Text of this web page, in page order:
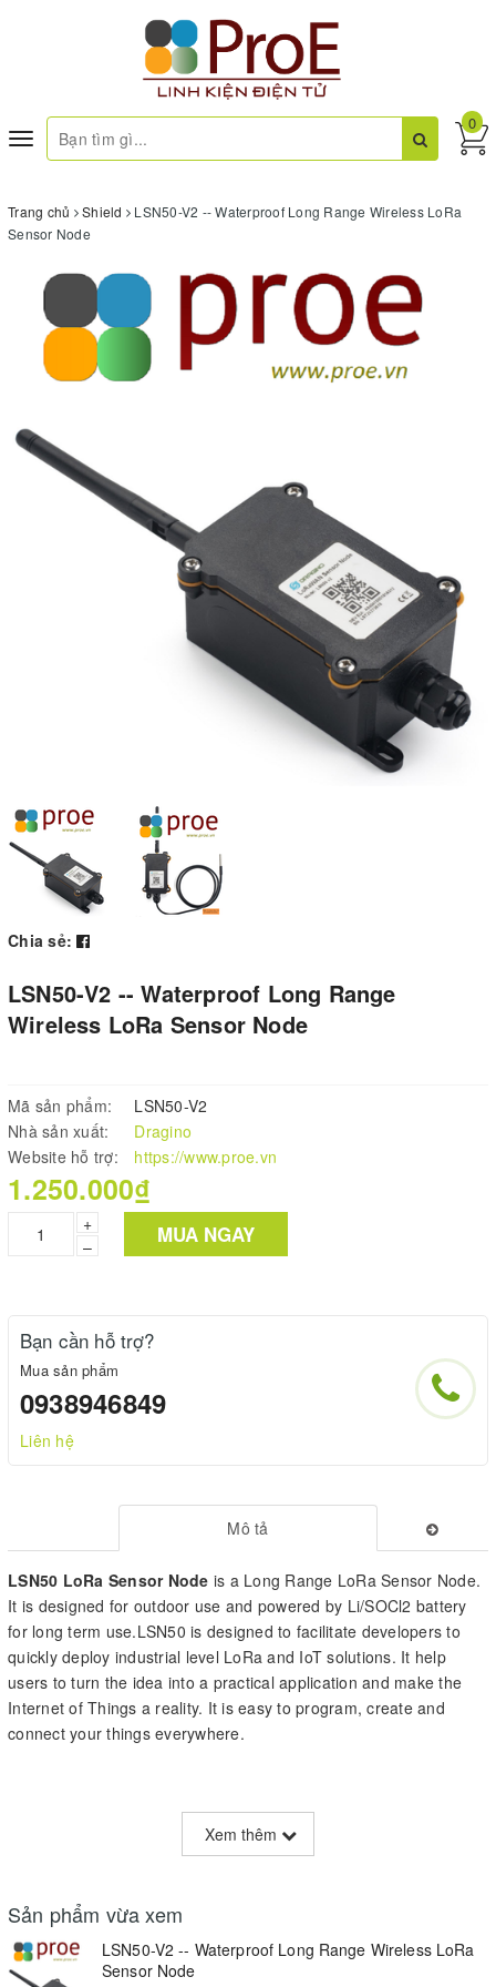
Toggle
navigation
0
Trang chủ Shield
LSN50-V2 -- Waterproof Long Range Wireless LoRa
Sensor Node
Chia sẻ:
LSN50-V2 -- Waterproof Long Range
Wireless LoRa Sensor Node
Mã sản phẩm:
LSN50-V2
Nhà sản xuất:
Dragino
Website hỗ trợ:
https://www.proe.vn
1.250.000₫
+
–
MUA NGAY
Bạn cần hỗ trợ?
Mua sản phẩm
0938946849
Liên hệ
Mô tả
LSN50 LoRa Sensor Node is a Long Range LoRa Sensor Node.
It is designed for outdoor use and powered by Li/SOCl2 battery
for long term use.LSN50 is designed to facilitate developers to
quickly deploy industrial level LoRa and IoT solutions. It help
users to turn the idea into a practical application and make the
Internet of Things a reality. It is easy to program, create and
connect your things everywhere.
user to send data and reach extremely long ranges at low data-
rates.It provides ultra-long range spread spectrum communication
consumption.It targets professional wireless sensor network
applications such as irrigation systems, smart metering, smart
cities, smartphone detection, building automation, and so on.
Xem thêm
Sản phẩm vừa xem
LSN50-V2 -- Waterproof Long Range Wireless LoRa
Sensor Node